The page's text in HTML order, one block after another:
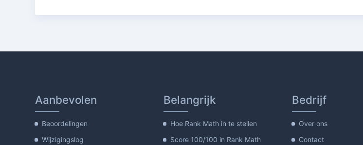
Aanbevolen
Beoordelingen
Wijzigingslog
Belangrijk
Hoe Rank Math in te stellen
Score 100/100 in Rank Math
Bedrijf
Over ons
Contact